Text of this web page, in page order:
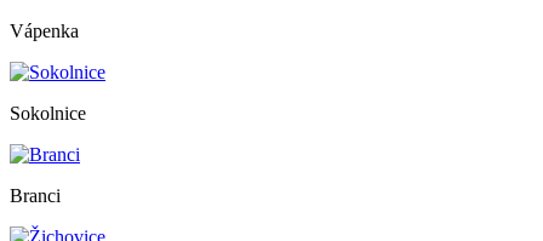
Vápenka
Sokolnice
Branci